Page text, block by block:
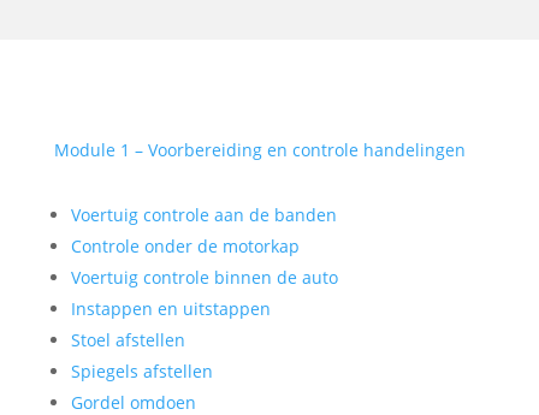
Module 1 – Voorbereiding en controle handelingen
Voertuig controle aan de banden
Controle onder de motorkap
Voertuig controle binnen de auto
Instappen en uitstappen
Stoel afstellen
Spiegels afstellen
Gordel omdoen